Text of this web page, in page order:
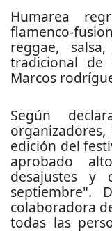
Humarea
flamenco-
reggae,
tradicional de
Marcos
Según
edición del
aprobado
desajustes y
septiembre".
colaboradora
todas las